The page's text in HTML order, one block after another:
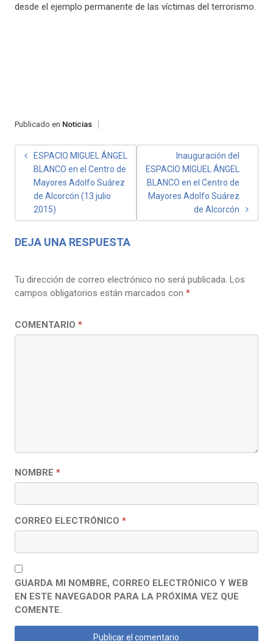
desde el ejemplo permanente de las víctimas del terrorismo.
Publicado en Noticias
NAVEGACIÓN
ENTRADAS
ESPACIO MIGUEL ÁNGEL
BLANCO en el Centro de
Mayores Adolfo Suárez
de Alcorcón (13 julio
2015)
Inauguración del
ESPACIO MIGUEL ÁNGEL
BLANCO en el Centro de
Mayores Adolfo Suárez
de Alcorcón
DEJA UNA RESPUESTA
Tu dirección de correo electrónico no será publicada. Los
campos obligatorios están marcados con *
COMENTARIO *
NOMBRE *
CORREO ELECTRÓNICO *
GUARDA MI NOMBRE, CORREO ELECTRÓNICO Y WEB
EN ESTE NAVEGADOR PARA LA PRÓXIMA VEZ QUE
COMENTE.